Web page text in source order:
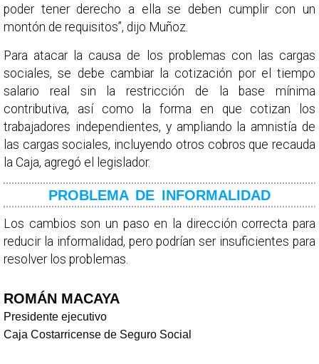
poder tener derecho a ella se deben cumplir con un
montón de requisitos”, dijo Muñoz.
Para atacar la causa de los problemas con las cargas
sociales, se debe cambiar la cotización por el tiempo
salario real sin la restricción de la base mínima
contributiva, así como la forma en que cotizan los
trabajadores independientes, y ampliando la amnistía de
las cargas sociales, incluyendo otros cobros que recauda
la Caja, agregó el legislador.
PROBLEMA DE INFORMALIDAD
Los cambios son un paso en la dirección correcta para
reducir la informalidad, pero podrían ser insuficientes para
resolver los problemas.
ROMÁN MACAYA
Presidente ejecutivo
Caja Costarricense de Seguro Social